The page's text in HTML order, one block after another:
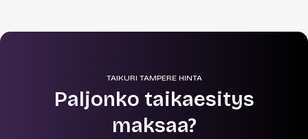
TAIKURI TAMPERE HINTA
Paljonko taikaesitys
maksaa?